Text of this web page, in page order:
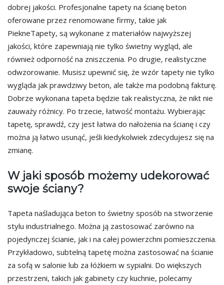
dobrej jakości. Profesjonalne tapety na ścianę beton
oferowane przez renomowane firmy, takie jak
PiekneTapety, są wykonane z materiałów najwyższej
jakości, które zapewniają nie tylko świetny wygląd, ale
również odporność na zniszczenia. Po drugie, realistyczne
odwzorowanie. Musisz upewnić się, że wzór tapety nie tylko
wygląda jak prawdziwy beton, ale także ma podobną fakturę.
Dobrze wykonana tapeta będzie tak realistyczna, że nikt nie
zauważy różnicy. Po trzecie, łatwość montażu. Wybierając
tapetę, sprawdź, czy jest łatwa do nałożenia na ścianę i czy
można ją łatwo usunąć, jeśli kiedykolwiek zdecydujesz się na
zmianę.
W jaki sposób możemy udekorować
swoje ściany?
Tapeta naśladująca beton to świetny sposób na stworzenie
stylu industrialnego. Można ją zastosować zarówno na
pojedynczej ścianie, jak i na całej powierzchni pomieszczenia.
Przykładowo, subtelną tapetę można zastosować na ścianie
za sofą w salonie lub za łóżkiem w sypialni. Do większych
przestrzeni, takich jak gabinety czy kuchnie, polecamy